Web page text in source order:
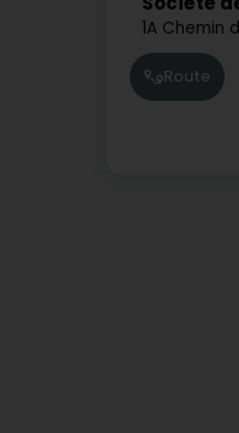
1A Chemin
Route